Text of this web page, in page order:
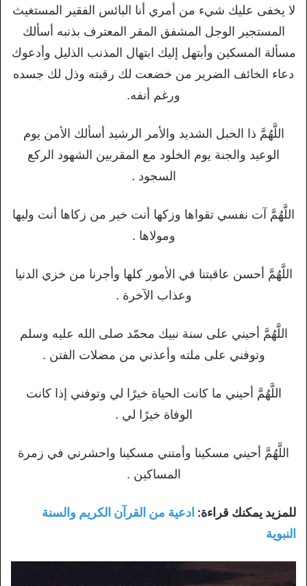
لا يخفى عليك شيء من أمري أنا البائس الفقير المستغيث
المستجير الوجل المشفق المقر المعترف بذنبه أسألك
مسألة المسكين وأبتهل إليك ابتهال المذنب الذليل وأدعوك
دعاء الخائف الضرير من خضعت لك رقبته وذل لك جسده
ورغم أنفه.
اللَّهُمَّ ذا الحبل الشديد والأمر الرشيد أسألك الأمن يوم
الوعيد والجنة يوم الخلود مع المقربين الشهود الركع
السجود .
اللَّهُمَّ آت نفسي تقواها وزكها أنت خير من زكاها أنت وليها
ومولاها .
اللَّهُمَّ أحسن عاقبتنا في الأمور كلها وأجرنا من خزي الدنيا
وعذاب الآخرة .
اللَّهُمَّ أحيني على سنة نبيك محمّد صلى الله عليه وسلم
وتوفني على ملته وأعذني من مضلات الفتن .
اللَّهُمَّ أحيني ما كانت الحياة خيرًا لي وتوفني إذا كانت
الوفاة خيرًا لي .
اللَّهُمَّ أحيني مسكينا وأمتني مسكينا واحشرني في زمرة
المساكين .
للمزيد يمكنك قراءة: ادعية من القرآن الكريم والسنة
النبوية